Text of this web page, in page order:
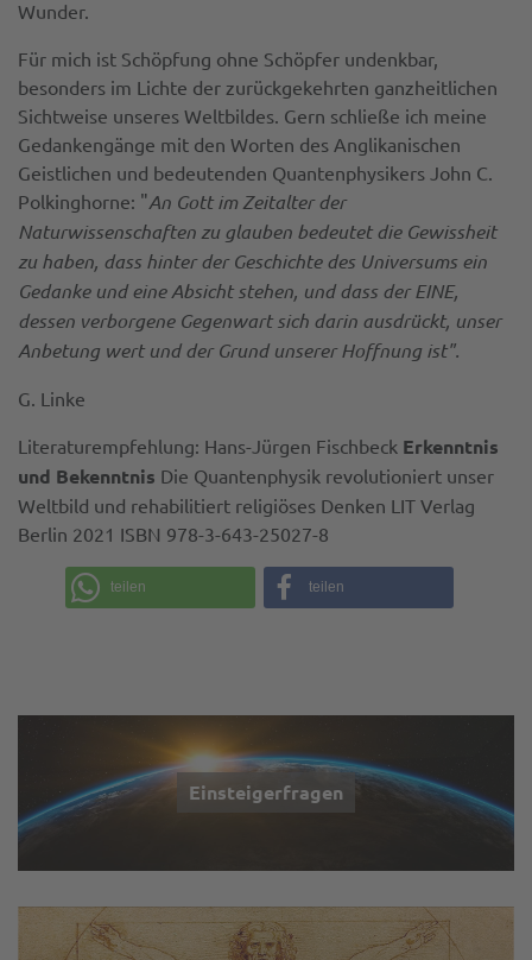
Wunder.
Für mich ist Schöpfung ohne Schöpfer undenkbar,
besonders im Lichte der zurückgekehrten ganzheitlichen
Sichtweise unseres Weltbildes. Gern schließe ich meine
Gedankengänge mit den Worten des Anglikanischen
Geistlichen und bedeutenden Quantenphysikers John C.
Polkinghorne: "An Gott im Zeitalter der
Naturwissenschaften zu glauben bedeutet die Gewissheit
zu haben, dass hinter der Geschichte des Universums ein
Gedanke und eine Absicht stehen, und dass der EINE,
dessen verborgene Gegenwart sich darin ausdrückt, unser
Anbetung wert und der Grund unserer Hoffnung ist".
G. Linke
Literaturempfehlung: Hans-Jürgen Fischbeck Erkenntnis
und Bekenntnis Die Quantenphysik revolutioniert unser
Weltbild und rehabilitiert religiöses Denken LIT Verlag
Berlin 2021 ISBN 978-3-643-25027-8
teilen teilen
Einsteigerfragen